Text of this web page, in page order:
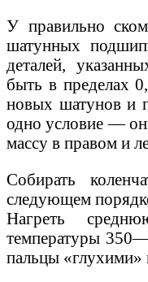
У правильно
шатунных
деталей,
быть в пределах
новых шатунов и
одно условие —
массу в правом и
Собирать
следующем
Нагреть
температуры
пальцы «глухими»